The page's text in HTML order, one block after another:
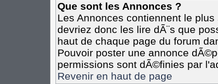
Que sont les Annonces ?
Les Annonces contiennent le
devriez donc les lire dÃ¨s que
haut de chaque page du forum
Pouvoir poster une annonce
permissions sont dÃ©finies par
Revenir en haut de page